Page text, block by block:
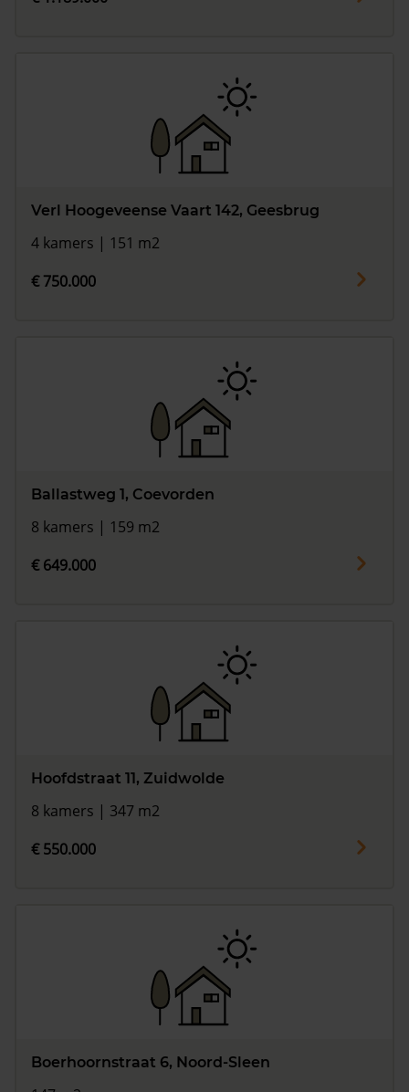
Verl Hoogeveense Vaart 142, Geesbrug
4 kamers | 151 m2
€ 750.000
Ballastweg 1, Coevorden
8 kamers | 159 m2
€ 649.000
Hoofdstraat 11, Zuidwolde
8 kamers | 347 m2
€ 550.000
Boerhoornstraat 6, Noord-Sleen